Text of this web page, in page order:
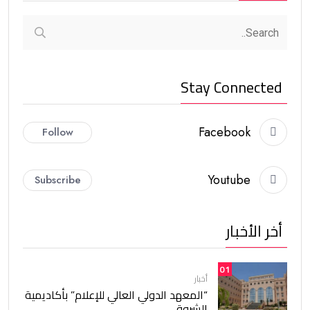
Stay Connected
Facebook
Follow
Youtube
Subscribe
أخر الأخبار
01
أخبار
“المعهد الدولي العالي للإعلام” بأكاديمية